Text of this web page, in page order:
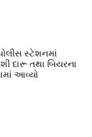
સ્ટેશનમાં
દારૂ તથા બિયરના
આવ્યો